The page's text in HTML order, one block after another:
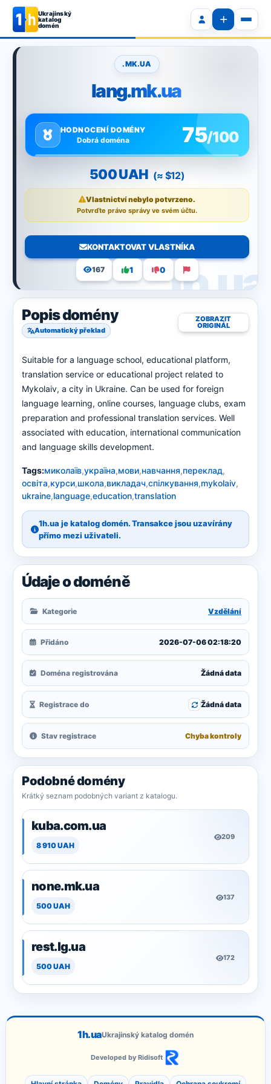
Ukrajinský
katalog
domén
.MK.UA
lang.mk.ua
HODNOCENÍ DOMÉNY
Dobrá doména
75/100
500 UAH (≈ $12)
Vlastnictví nebylo potvrzeno.
Potvrďte právo správy ve svém účtu.
KONTAKTOVAT VLASTNÍKA
167 1 0
Popis domény
Automatický překlad
ZOBRAZIT
ORIGINÁL
Suitable for a language school, educational platform,
translation service or educational project related to
Mykolaiv, a city in Ukraine. Can be used for foreign
language learning, online courses, language clubs, exam
preparation and professional translation services. Well
associated with education, international communication
and language skills development.
Tags:миколаїв,україна,мови,навчання,переклад,
освіта,курси,школа,викладач,спілкування,mykolaiv,
ukraine,language,education,translation
1h.ua je katalog domén. Transakce jsou uzavírány
přímo mezi uživateli.
Údaje o doméně
Kategorie Vzdělání
Přidáno 2026-07-06 02:18:20
Doména registrována Žádná data
Registrace do Žádná data
Stav registrace Chyba kontroly
Podobné domény
Krátký seznam podobných variant z katalogu.
kuba.com.ua
8 910 UAH
209
none.mk.ua
500 UAH
137
rest.lg.ua
500 UAH
172
1h.uaUkrajinský katalog domén
Developed by Ridisoft